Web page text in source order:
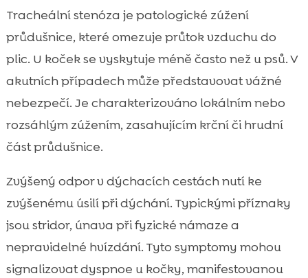
Tracheální stenóza je patologické zúžení
průdušnice, které omezuje průtok vzduchu do
plic. U koček se vyskytuje méně často než u psů. V
akutních případech může představovat vážné
nebezpečí. Je charakterizováno lokálním nebo
rozsáhlým zúžením, zasahujícím krční či hrudní
část průdušnice.
Zvýšený odpor v dýchacích cestách nutí ke
zvýšenému úsilí při dýchání. Typickými příznaky
jsou stridor, únava při fyzické námaze a
nepravidelné hvízdání. Tyto symptomy mohou
signalizovat dyspnoe u kočky, manifestovanou